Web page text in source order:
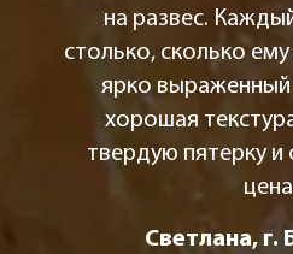
на развес.
столько, сколько
ярко выраженный
хорошая
твердую пятерку и
Светлана, г.